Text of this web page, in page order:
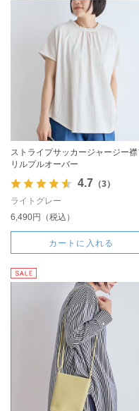
ストライプサッカージャージー襟
リルプルオーバー
4.7 （3）
ライトグレー
6,490円（税込）
カートに入れる